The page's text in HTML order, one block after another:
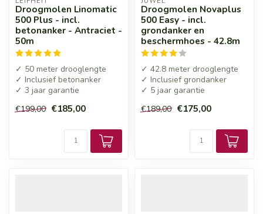
Droogmolen Linomatic
500 Plus - incl.
betonanker - Antraciet -
50m
✓ 50 meter drooglengte
✓ Inclusief betonanker
✓ 3 jaar garantie
€199,00 €185,00
Droogmolen Novaplus
500 Easy - incl.
grondanker en
beschermhoes - 42.8m
✓ 42.8 meter drooglengte
✓ Inclusief grondanker
✓ 5 jaar garantie
€189,00 €175,00